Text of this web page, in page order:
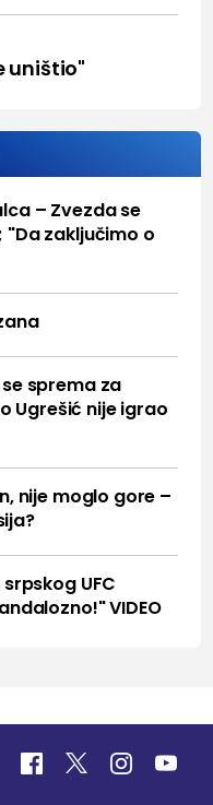
uništio"
– Zvezda se
zaključimo o
sprema za
Ugrešić nije igrao
nije moglo gore –
UFC
VIDEO